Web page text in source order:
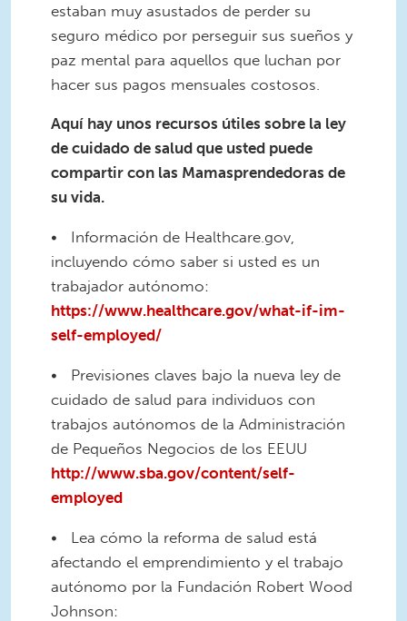
estaban muy asustados de perder su
seguro médico por perseguir sus sueños y
paz mental para aquellos que luchan por
hacer sus pagos mensuales costosos.
Aquí hay unos recursos útiles sobre la ley
de cuidado de salud que usted puede
compartir con las Mamasprendedoras de
su vida.
• Información de Healthcare.gov,
incluyendo cómo saber si usted es un
trabajador autónomo:
https://www.healthcare.gov/what-if-im-
self-employed/
• Previsiones claves bajo la nueva ley de
cuidado de salud para individuos con
trabajos autónomos de la Administración
de Pequeños Negocios de los EEUU
http://www.sba.gov/content/self-
employed
• Lea cómo la reforma de salud está
afectando el emprendimiento y el trabajo
autónomo por la Fundación Robert Wood
Johnson: